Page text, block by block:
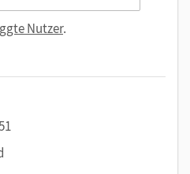
Nutzer.